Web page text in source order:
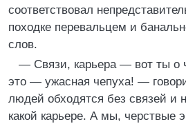
соответствовал
походке перевальцем и
слов.
— Связи, карьера — вот ты о
это — ужасная чепуха! —
людей обходятся без связей
какой карьере. А мы, черствые